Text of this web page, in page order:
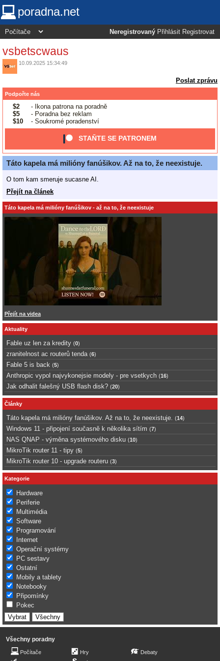
poradna.net
Neregistrovaný Přihlásit Registrovat
vsbetscwaus
10.09.2025 15:34:49
Poslat zprávu
Podpořte nás
$2
- Ikona patrona na poradně
$5
- Poradna bez reklam
$10
- Soukromé poradenství
STAŇTE SE PATRONEM
Táto kapela má milióny fanúšikov. Až na to, že neexistuje.
O tom kam smeruje sucasne AI.
Přejít na článek
Táto kapela má milióny fanúšikov - až na to, že neexistuje
Přejít na videa
Aktuality
Fable uz len za kredity (0)
zranitelnost ac routerů tenda (6)
Fable 5 is back (5)
Anthropic vypol najvykonejsie modely - pre vsetkych (16)
Jak odhalit falešný USB flash disk? (20)
Články
Táto kapela má milióny fanúšikov. Až na to, že neexistuje. (14)
Windows 11 - připojení současně k několika sítím (7)
NAS QNAP - výměna systémového disku (10)
MikroTik router 11 - tipy (5)
MikroTik router 10 - upgrade routeru (3)
Kategorie
Hardware
Periferie
Multimédia
Software
Programování
Internet
Operační systémy
PC sestavy
Ostatní
Mobily a tablety
Notebooky
Připomínky
Pokec
Všechny poradny
Počítače
Hry
Debaty